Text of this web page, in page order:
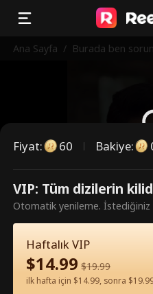
Ana Sayfa / Burada ben
Bunlar ücretli
için
Fiyat: 60 Bakiye:
VIP: Tüm dizilerin
Otomatik yenileme.
Haftalık VIP
$14.99 $19.99
ilk hafta için $14.99, sonra